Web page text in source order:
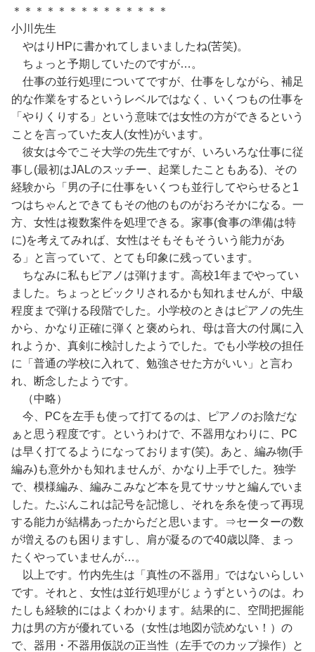
＊＊＊＊＊＊＊＊＊＊＊＊＊＊
小川先生
やはりHPに書かれてしまいましたね(苦笑)。
ちょっと予期していたのですが…。
仕事の並行処理についてですが、仕事をしながら、補足
的な作業をするというレベルではなく、いくつもの仕事を
「やりくりする」という意味では女性の方ができるという
ことを言っていた友人(女性)がいます。
彼女は今でこそ大学の先生ですが、いろいろな仕事に従
事し(最初はJALのスッチー、起業したこともある)、その
経験から「男の子に仕事をいくつも並行してやらせると1
つはちゃんとできてもその他のものがおろそかになる。一
方、女性は複数案件を処理できる。家事(食事の準備は特
に)を考えてみれば、女性はそもそもそういう能力があ
る」と言っていて、とても印象に残っています。
ちなみに私もピアノは弾けます。高校1年までやってい
ました。ちょっとビックリされるかも知れませんが、中級
程度まで弾ける段階でした。小学校のときはピアノの先生
から、かなり正確に弾くと褒められ、母は音大の付属に入
れようか、真剣に検討したようでした。でも小学校の担任
に「普通の学校に入れて、勉強させた方がいい」と言わ
れ、断念したようです。
（中略）
今、PCを左手も使って打てるのは、ピアノのお陰だな
ぁと思う程度です。というわけで、不器用なわりに、PC
は早く打てるようになっております(笑)。あと、編み物(手
編み)も意外かも知れませんが、かなり上手でした。独学
で、模様編み、編みこみなど本を見てサッサと編んでいま
した。たぶんこれは記号を記憶し、それを糸を使って再現
する能力が結構あったからだと思います。⇒セーターの数
が増えるのも困りますし、肩が凝るので40歳以降、まっ
たくやっていませんが…。
以上です。竹内先生は「真性の不器用」ではないらしい
です。それと、女性は並行処理がじょうずというのは。わ
たしも経験的にはよくわかります。結果的に、空間把握能
力は男の方が優れている（女性は地図が読めない！）の
で、器用・不器用仮説の正当性（左手でのカップ操作）と